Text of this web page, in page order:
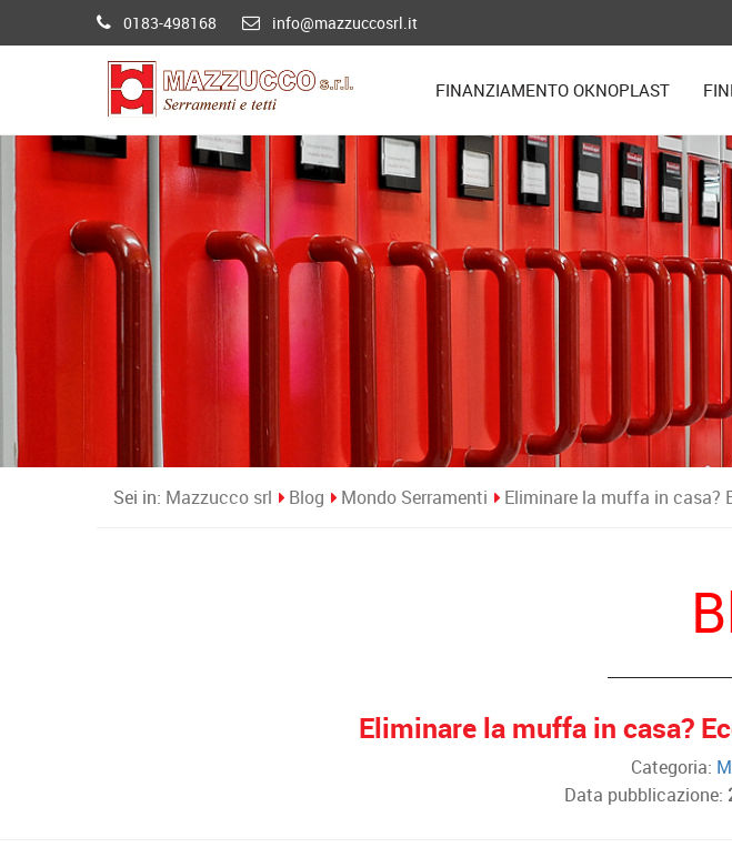
0183-498168 info@mazzuccosrl.it
FINANZIAMENTO OKNOPLAST
Sei in: Mazzucco srl Blog Mondo Serramenti Eliminare la muffa in casa?
Eliminare la muffa in casa?
Categoria:
Data pubblicazione: